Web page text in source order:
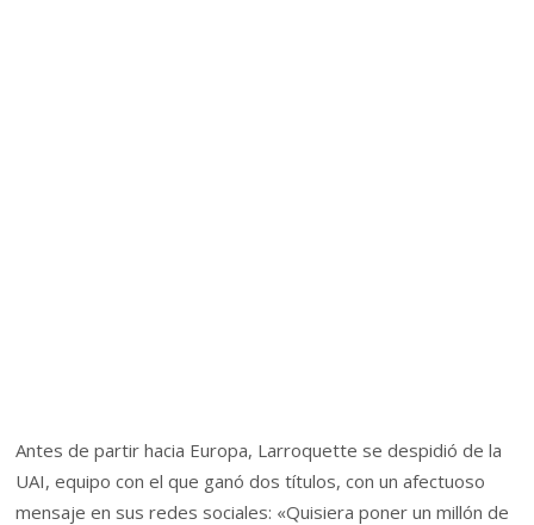
Antes de partir hacia Europa, Larroquette se despidió de la
UAI, equipo con el que ganó dos títulos, con un afectuoso
mensaje en sus redes sociales: «Quisiera poner un millón de